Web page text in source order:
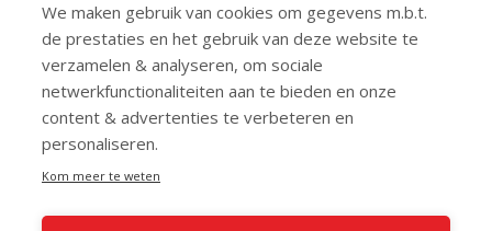
We maken gebruik van cookies om gegevens m.b.t.
de prestaties en het gebruik van deze website te
verzamelen & analyseren, om sociale
netwerkfunctionaliteiten aan te bieden en onze
content & advertenties te verbeteren en
personaliseren.
Kom meer te weten
Info en service
FAQ
Doneren
Privacy
Voorwaarden
Meedoen